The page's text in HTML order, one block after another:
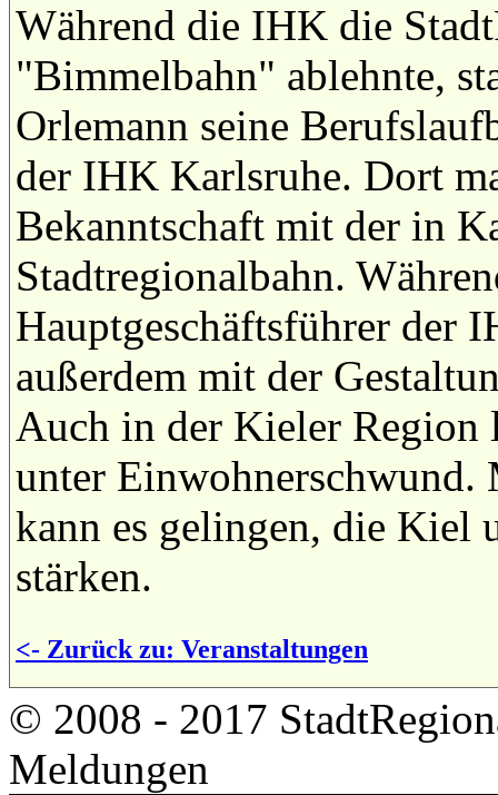
Während die IHK die
"Bimmelbahn" ablehnte,
Orlemann seine
der IHK Karlsruhe. Dort
Bekanntschaft mit der in
Stadtregionalbahn.
Hauptgeschäftsführer der
außerdem mit der
Auch in der Kieler Region
unter Einwohnerschwund.
kann es gelingen, die Kiel
stärken.
<- Zurück zu: Veranstaltungen
© 2008 - 2017
Meldungen